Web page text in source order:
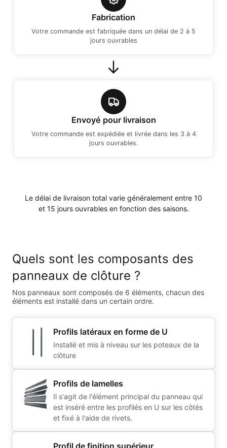
Fabrication
Votre commande est fabriquée dans un délai de 2 à 5
jours ouvrables
Envoyé pour livraison
Votre commande est expédiée et livrée dans les 3 à 4
jours ouvrables.
Le délai de livraison total varie généralement entre 10
et 15 jours ouvrables en fonction des saisons.
Quels sont les composants des
panneaux de clôture ?
Nos panneaux sont composés de 6 éléments, chacun des
éléments est installé dans un certain ordre.
Profils latéraux en forme de U
Installé et mis à niveau sur les poteaux de la
clôture
Profils de lamelles
Il s'agit de l'élément principal du panneau qui
est inséré entre les profilés en U sur les côtés
et fixé à l'aide de rivets.
Profil de finition supérieur